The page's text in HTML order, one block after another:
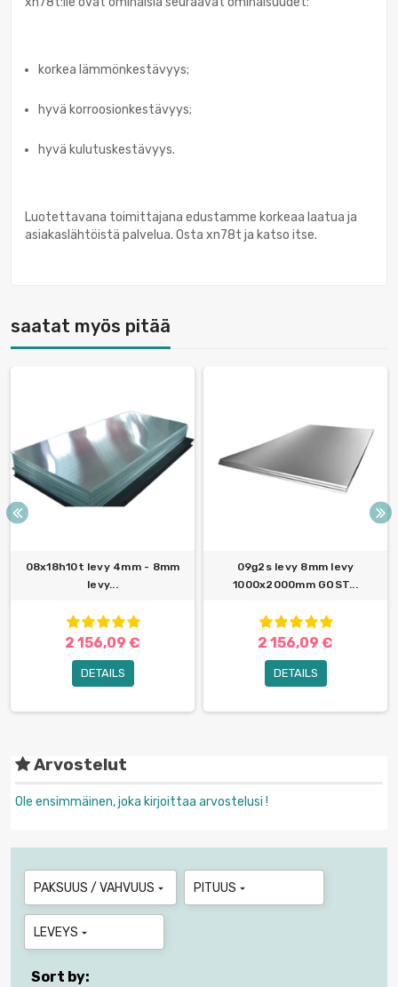
korkea lämmönkestävyys;
hyvä korroosionkestävyys;
hyvä kulutuskestävyys.
Luotettavana toimittajana edustamme korkeaa laatua ja
asiakaslähtöistä palvelua. Osta xn78t ja katso itse.
saatat myös pitää
08x18h10t levy 4mm - 8mm
levy...
2 156,09 €
DETAILS
09g2s levy 8mm levy
1000x2000mm GOST...
2 156,09 €
DETAILS
Arvostelut
Ole ensimmäinen, joka kirjoittaa arvostelusi !
PAKSUUS / VAHVUUS  PITUUS 
LEVEYS 
Sort by: